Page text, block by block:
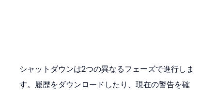
シャットダウンは2つの異なるフェーズで進行しま
す。履歴をダウンロードしたり、現在の警告を確